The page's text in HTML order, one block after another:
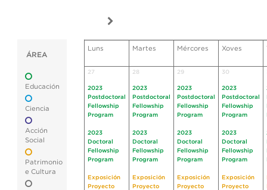
ÁREA
Educación
Ciencia
Acción
Social
Patrimonio
e Cultura
Luns Martes Mércores Xoves
27
2023
Postdoctoral
Fellowship
Program
2023
Doctoral
Fellowship
Program
Exposición
Proyecto
28
2023
Postdoctoral
Fellowship
Program
2023
Doctoral
Fellowship
Program
Exposición
Proyecto
29
2023
Postdoctoral
Fellowship
Program
2023
Doctoral
Fellowship
Program
Exposición
Proyecto
30
2023
Postdoctoral
Fellowship
Program
2023
Doctoral
Fellowship
Program
Exposición
Proyecto